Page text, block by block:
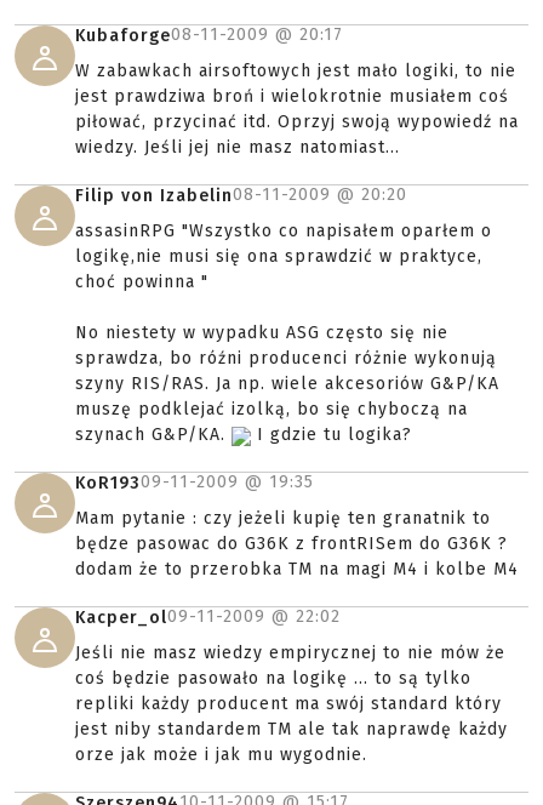
Kubaforge08-11-2009 @ 20:17
W zabawkach airsoftowych jest mało logiki, to nie
jest prawdziwa broń i wielokrotnie musiałem coś
piłować, przycinać itd. Oprzyj swoją wypowiedź na
wiedzy. Jeśli jej nie masz natomiast...
Filip von Izabelin08-11-2009 @ 20:20
assasinRPG "Wszystko co napisałem oparłem o
logikę,nie musi się ona sprawdzić w praktyce,
choć powinna "
No niestety w wypadku ASG często się nie
sprawdza, bo róźni producenci różnie wykonują
szyny RIS/RAS. Ja np. wiele akcesoriów G&P/KA
muszę podklejać izolką, bo się chyboczą na
szynach G&P/KA.
I gdzie tu logika?
KoR19309-11-2009 @ 19:35
Mam pytanie : czy jeżeli kupię ten granatnik to
będze pasowac do G36K z frontRISem do G36K ?
dodam że to przerobka TM na magi M4 i kolbe M4
Kacper_ol09-11-2009 @ 22:02
Jeśli nie masz wiedzy empirycznej to nie mów że
coś będzie pasowało na logikę ... to są tylko
repliki każdy producent ma swój standard który
jest niby standardem TM ale tak naprawdę każdy
orze jak może i jak mu wygodnie.